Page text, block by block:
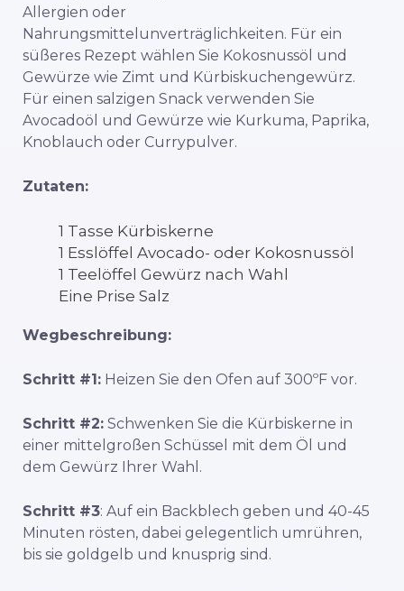
Allergien oder
Nahrungsmittelunverträglichkeiten. Für ein
süßeres Rezept wählen Sie Kokosnussöl und
Gewürze wie Zimt und Kürbiskuchengewürz.
Für einen salzigen Snack verwenden Sie
Avocadoöl und Gewürze wie Kurkuma, Paprika,
Knoblauch oder Currypulver.
Zutaten:
1 Tasse Kürbiskerne
1 Esslöffel Avocado- oder Kokosnussöl
1 Teelöffel Gewürz nach Wahl
Eine Prise Salz
Wegbeschreibung:
Schritt #1: Heizen Sie den Ofen auf 300ºF vor.
Schritt #2: Schwenken Sie die Kürbiskerne in
einer mittelgroßen Schüssel mit dem Öl und
dem Gewürz Ihrer Wahl.
Schritt #3: Auf ein Backblech geben und 40-45
Minuten rösten, dabei gelegentlich umrühren,
bis sie goldgelb und knusprig sind.